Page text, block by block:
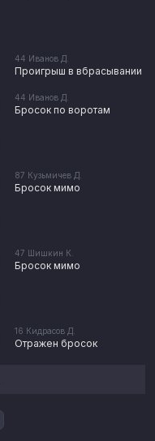
44 Иванов Д.
Проигрыш в вбрасывании
44 Иванов Д.
Бросок по воротам
87 Кузьмичев Д.
Бросок мимо
47 Шишкин К.
Бросок мимо
16 Кидрасов Д.
Отражен бросок